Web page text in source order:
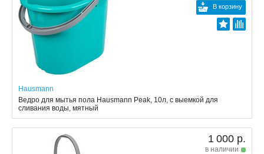
В корзину
Hausmann
Ведро для мытья пола Hausmann Peak, 10л, с выемкой для
сливания воды, мятный
1 000 р.
в наличии